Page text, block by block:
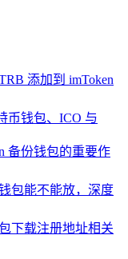
添加到 imToken
币钱包、ICO 与
备份钱包的重要作
包能不能放，深度
下载注册地址相关